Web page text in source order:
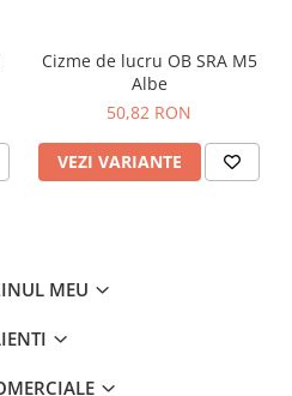
garanteaza confort
speciale.
Cizme de lucru OB SRA M5
Albe
50,82 RON
VEZI VARIANTE
MEU